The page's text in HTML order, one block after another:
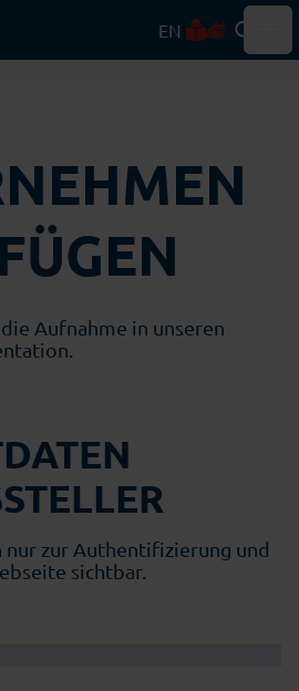
EN
Aufnahme in unseren
nur zur Authentifizierung und
sichtbar.